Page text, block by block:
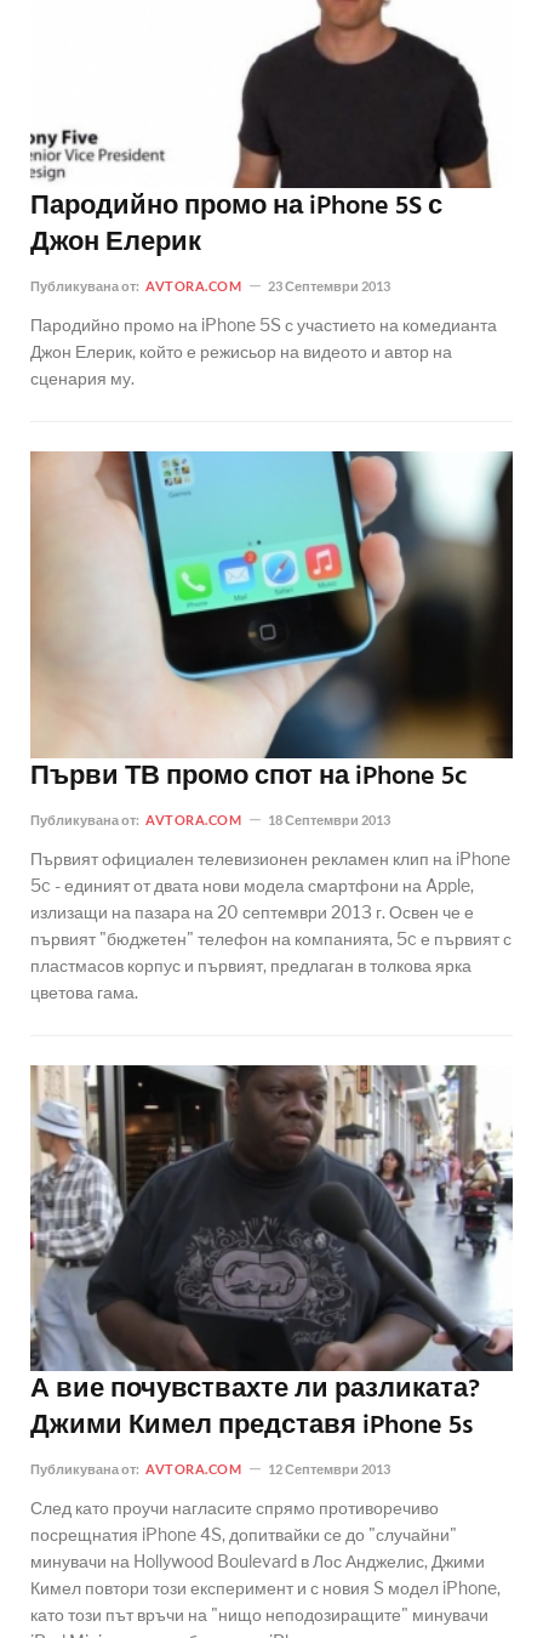
Пародийно промо на iPhone 5S с
Джон Елерик
Публикувана от: AVTORA.COM 23 Септември 2013
Пародийно промо на iPhone 5S с участието на комедианта
Джон Елерик, който е режисьор на видеото и автор на
сценария му.
Първи ТВ промо спот на iPhone 5c
Публикувана от: AVTORA.COM 18 Септември 2013
Първият официален телевизионен рекламен клип на iPhone
5c - единият от двата нови модела смартфони на Apple,
излизащи на пазара на 20 септември 2013 г. Освен че е
първият "бюджетен" телефон на компанията, 5c е първият с
пластмасов корпус и първият, предлаган в толкова ярка
цветова гама.
А вие почувствахте ли разликата?
Джими Кимел представя iPhone 5s
Публикувана от: AVTORA.COM 12 Септември 2013
След като проучи нагласите спрямо противоречиво
посрещнатия iPhone 4S, допитвайки се до "случайни"
минувачи на Hollywood Boulevard в Лос Анджелис, Джими
Кимел повтори този експеримент и с новия S модел iPhone,
като този път връчи на "нищо неподозиращите" минувачи